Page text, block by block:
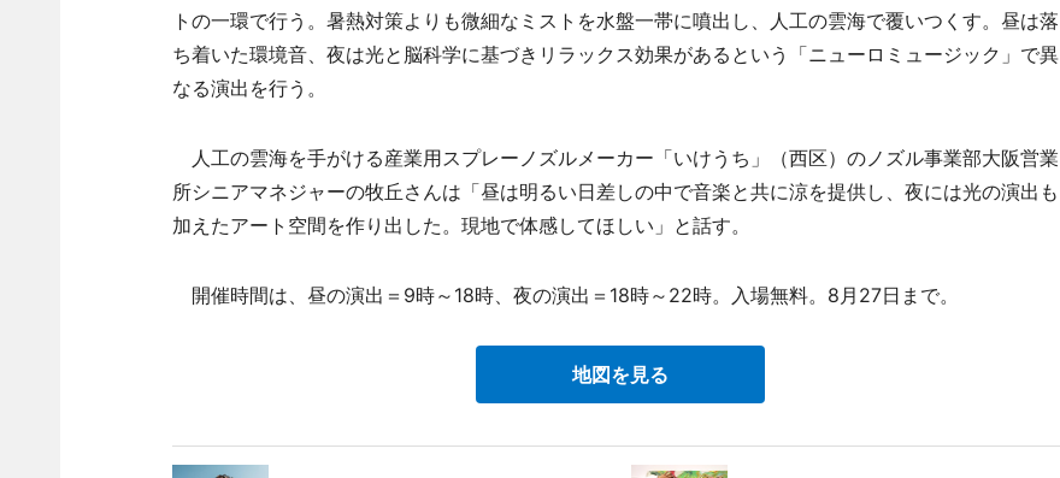
トの一環で行う。暑熱対策よりも微細なミストを水盤一帯に噴出し、人工の雲海で覆いつくす。昼は落
ち着いた環境音、夜は光と脳科学に基づきリラックス効果があるという「ニューロミュージック」で異
なる演出を行う。
人工の雲海を手がける産業用スプレーノズルメーカー「いけうち」（西区）のノズル事業部大阪営業
所シニアマネジャーの牧丘さんは「昼は明るい日差しの中で音楽と共に涼を提供し、夜には光の演出も
加えたアート空間を作り出した。現地で体感してほしい」と話す。
開催時間は、昼の演出＝9時～18時、夜の演出＝18時～22時。入場無料。8月27日まで。
地図を見る